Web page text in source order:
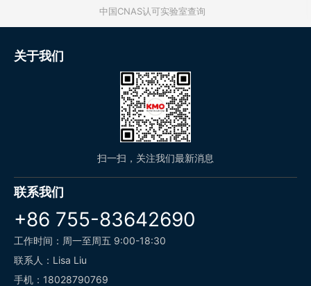
中国CNAS认可实验室查询
关于我们
扫一扫，关注我们最新消息
联系我们
+86 755-83642690
工作时间：周一至周五 9:00-18:30
联系人：Lisa Liu
手机：18028790769